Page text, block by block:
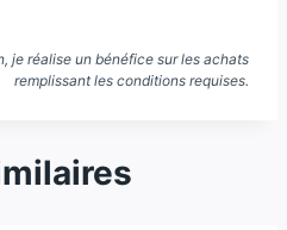
je réalise un bénéfice sur les achats
remplissant les conditions requises.